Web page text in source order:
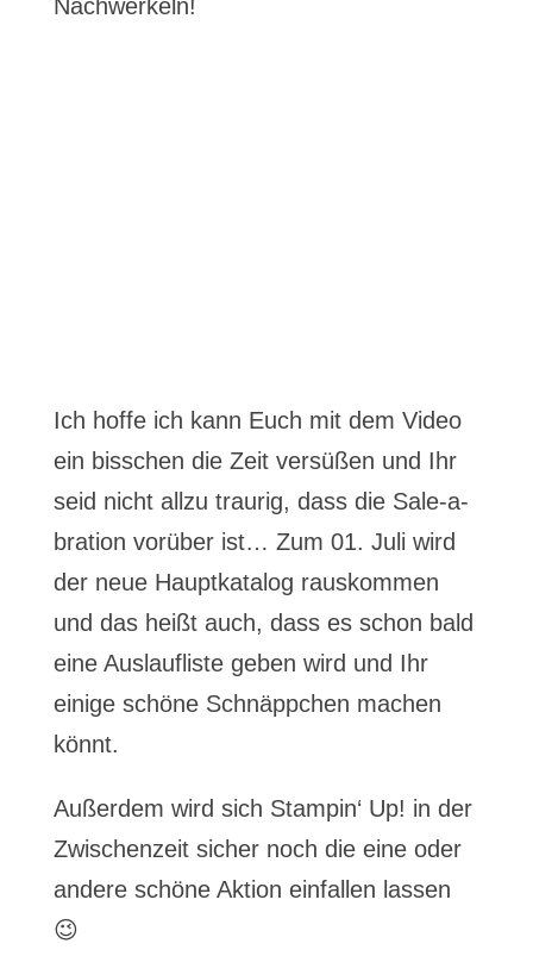
Nachwerkeln!
Ich hoffe ich kann Euch mit dem Video
ein bisschen die Zeit versüßen und Ihr
seid nicht allzu traurig, dass die Sale-a-
bration vorüber ist… Zum 01. Juli wird
der neue Hauptkatalog rauskommen
und das heißt auch, dass es schon bald
eine Auslaufliste geben wird und Ihr
einige schöne Schnäppchen machen
könnt.
Außerdem wird sich Stampin‘ Up! in der
Zwischenzeit sicher noch die eine oder
andere schöne Aktion einfallen lassen
😉